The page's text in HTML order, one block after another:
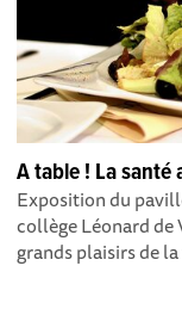
A table ! La santé
Exposition du
collège Léonard de
grands plaisirs de